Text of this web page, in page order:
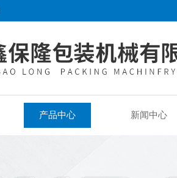
产品中心 新闻中心